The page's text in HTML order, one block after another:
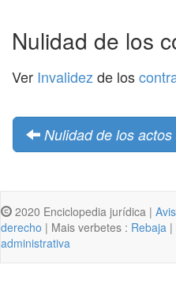
Nulidad de los
Ver Invalidez de los
Nulidad de los
2020 Enciclopedia jurídica |
derecho | Mais verbetes : Rebaja |
administrativa